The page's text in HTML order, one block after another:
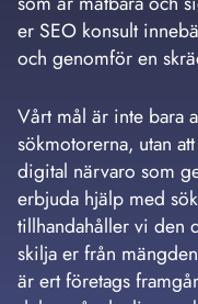
er SEO konsult
och genomför en
Vårt mål är inte bara
sökmotorerna, utan
digital närvaro som
erbjuda hjälp med
tillhandahåller vi den
skilja er från
är ert företags